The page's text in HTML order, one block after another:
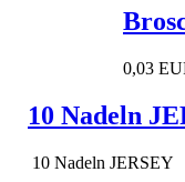
0,03
10 Nadeln
10 Nadeln JERSEY